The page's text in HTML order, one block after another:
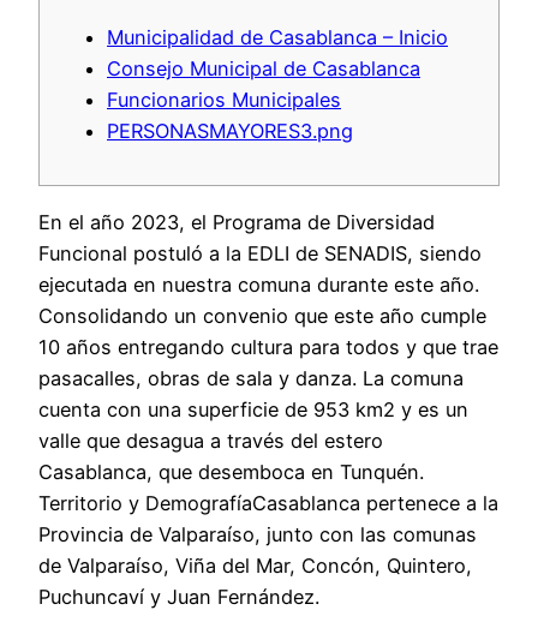
Municipalidad de Casablanca – Inicio
Consejo Municipal de Casablanca
Funcionarios Municipales
PERSONASMAYORES3.png
En el año 2023, el Programa de Diversidad
Funcional postuló a la EDLI de SENADIS, siendo
ejecutada en nuestra comuna durante este año.
Consolidando un convenio que este año cumple
10 años entregando cultura para todos y que trae
pasacalles, obras de sala y danza. La comuna
cuenta con una superficie de 953 km2 y es un
valle que desagua a través del estero
Casablanca, que desemboca en Tunquén.
Territorio y DemografíaCasablanca pertenece a la
Provincia de Valparaíso, junto con las comunas
de Valparaíso, Viña del Mar, Concón, Quintero,
Puchuncaví y Juan Fernández.